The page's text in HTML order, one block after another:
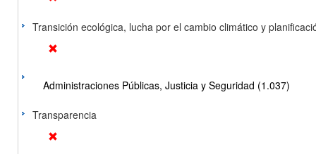
Transición ecológica, lucha por el cambio climático y
Administraciones Públicas, Justicia y Seguridad (1.037)
Transparencia